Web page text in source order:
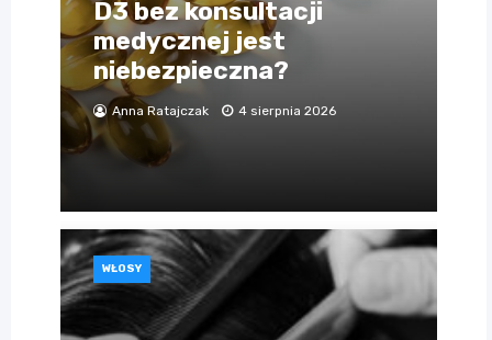
D3 bez konsultacji
medycznej jest
niebezpieczna?
Anna Ratajczak 4 sierpnia 2026
WŁOSY